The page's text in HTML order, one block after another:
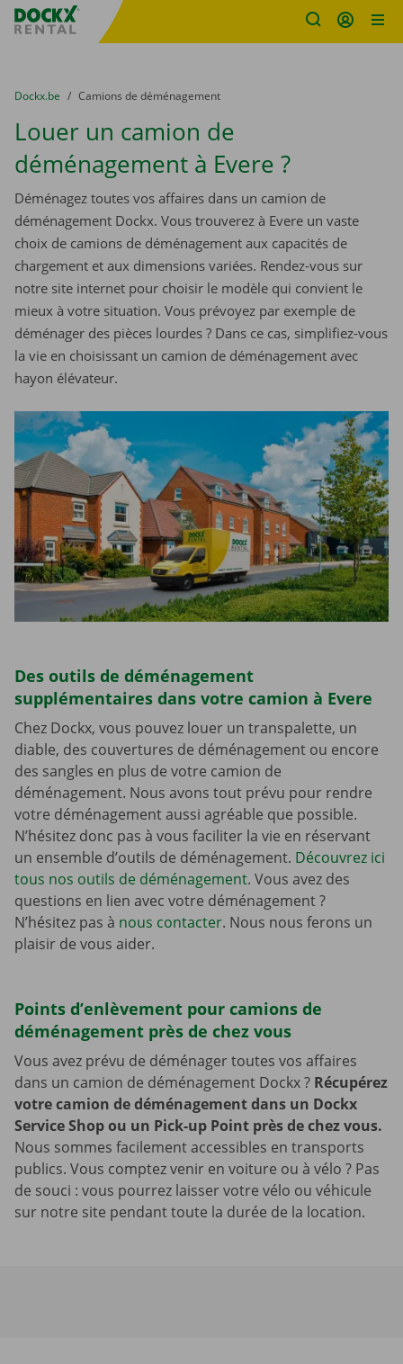
sitename
You are here:
du
Dockx.be to
Camions de déménagement
Louer un camion de
déménagement à Evere ?
Déménagez toutes vos affaires dans un camion de
déménagement Dockx. Vous trouverez à Evere un vaste
choix de camions de déménagement aux capacités de
chargement et aux dimensions variées. Rendez-vous sur
notre site internet pour choisir le modèle qui convient le
mieux à votre situation. Vous prévoyez par exemple de
déménager des pièces lourdes ? Dans ce cas, simplifiez-vous
la vie en choisissant un camion de déménagement avec
hayon élévateur.
Des outils de déménagement
supplémentaires dans votre camion à Evere
Chez Dockx, vous pouvez louer un transpalette, un
diable, des couvertures de déménagement ou encore
des sangles en plus de votre camion de
déménagement. Nous avons tout prévu pour rendre
votre déménagement aussi agréable que possible.
N’hésitez donc pas à vous faciliter la vie en réservant
un ensemble d’outils de déménagement. Découvrez ici
tous nos outils de déménagement. Vous avez des
questions en lien avec votre déménagement ?
N’hésitez pas à nous contacter. Nous nous ferons un
plaisir de vous aider.
Points d’enlèvement pour camions de
déménagement près de chez vous
Vous avez prévu de déménager toutes vos affaires
dans un camion de déménagement Dockx ? Récupérez
votre camion de déménagement dans un Dockx
Service Shop ou un Pick-up Point près de chez vous.
Nous sommes facilement accessibles en transports
publics. Vous comptez venir en voiture ou à vélo ? Pas
de souci : vous pourrez laisser votre vélo ou véhicule
sur notre site pendant toute la durée de la location.